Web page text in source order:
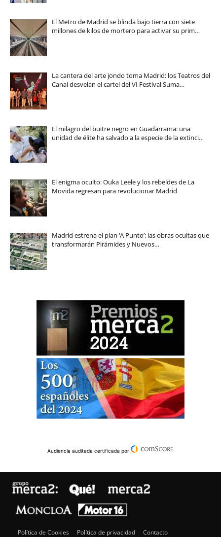
El Metro de Madrid se blinda bajo tierra con siete
millones de kilos de mortero para activar su prim…
La cantera del arte jondo toma Madrid: los Teatros del
Canal desvelan el cartel del VI Festival Suma…
El milagro del buitre negro en Guadarrama: una
unidad de élite ha salvado a la especie de la extinci…
El enigma oculto: Ouka Leele y los rebeldes de La
Movida regresan para revolucionar Madrid
Madrid estrena el plan ‘A Punto’: las obras ocultas que
transformarán Pirámides y Nuevos…
Audiencia auditada certificada por
Política de Cookies Política de privacidad Contacto